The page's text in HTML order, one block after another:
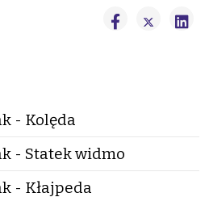
- Kolęda
- Statek widmo
- Kłajpeda